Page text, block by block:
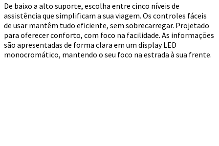
De baixo a alto suporte, escolha entre cinco níveis de
assistência que simplificam a sua viagem. Os controles fáceis
de usar mantêm tudo eficiente, sem sobrecarregar. Projetado
para oferecer conforto, com foco na facilidade. As informações
são apresentadas de forma clara em um display LED
monocromático, mantendo o seu foco na estrada à sua frente.